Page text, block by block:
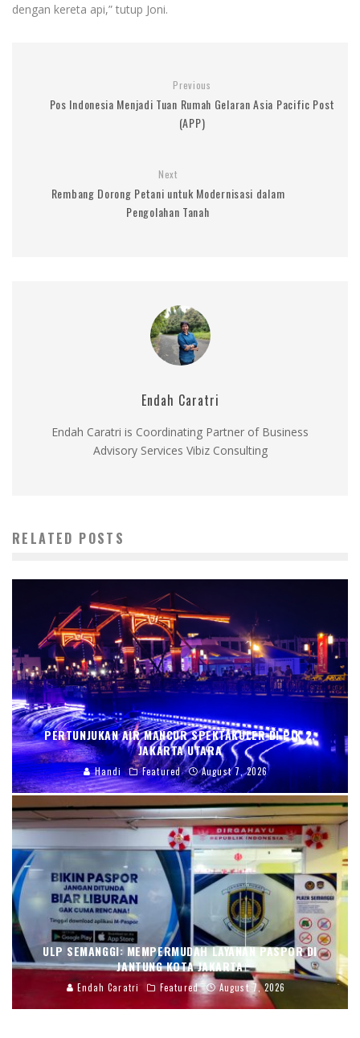
dengan kereta api,” tutup Joni.
Previous
Pos Indonesia Menjadi Tuan Rumah Gelaran Asia Pacific Post
(APP)
Next
Rembang Dorong Petani untuk Modernisasi dalam
Pengolahan Tanah
Endah Caratri
Endah Caratri is Coordinating Partner of Business
Advisory Services Vibiz Consulting
RELATED POSTS
PERTUNJUKAN AIR MANCUR SPEKTAKULER DI PIK 2,
JAKARTA UTARA
Handi Featured August 7, 2026
ULP SEMANGGI: MEMPERMUDAH LAYANAN PASPOR DI
JANTUNG KOTA JAKARTA
Endah Caratri Featured August 7, 2026